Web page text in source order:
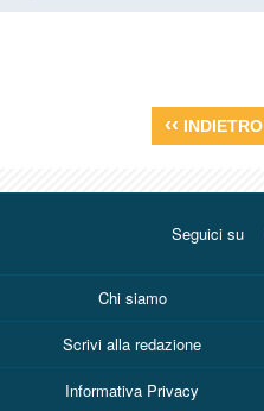
‹‹ INDIETRO
Seguici su
Chi siamo
Scrivi alla redazione
Informativa Privacy